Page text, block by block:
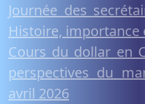
Journée des
Histoire,
Cours du dollar en
perspectives du
avril 2026